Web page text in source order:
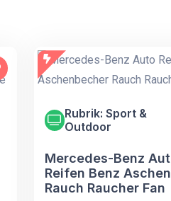
Rubrik: Sport &
Outdoor
Mercedes-Benz
Reifen Benz
Rauch Raucher Fan